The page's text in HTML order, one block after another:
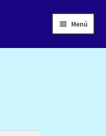
Menú
físicos de la risa